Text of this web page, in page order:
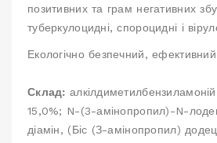
позитивних та грам негативних
туберкулоцидні, спороцидні і
Екологічно безпечний,
Склад:
15,0%; N-(3-амінопропил)-N-
діамін, (Біс (З-амінопропил)